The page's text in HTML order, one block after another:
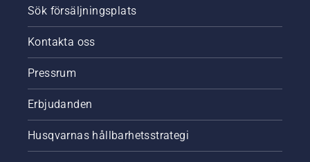
Sök försäljningsplats
Kontakta oss
Pressrum
Erbjudanden
Husqvarnas hållbarhetsstrategi